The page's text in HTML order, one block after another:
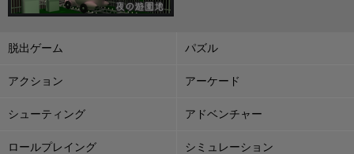
脱出ゲーム パズル
アクション アーケード
シューティング アドベンチャー
ロールプレイング シミュレーション